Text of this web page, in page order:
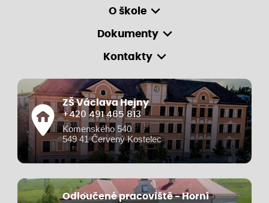
O škole
Dokumenty
Kontakty
ZŠ Václava Hejny
+420 491 465 813
Komenského 540
549 41 Červený Kostelec
Odloučené pracoviště - Horní